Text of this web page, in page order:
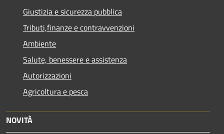
Giustizia e sicurezza pubblica
Tributi,finanze e contravvenzioni
Ambiente
Salute, benessere e assistenza
Autorizzazioni
Agricoltura e pesca
NOVITÀ